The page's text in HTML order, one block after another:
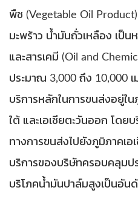
พืช (Vegetable Oil
มะพร้าว น้ำมันถั่วเหลือง เป็น
และสารเคมี (Oil and
ประมาณ 3,000 ถึง 10,000
บริการหลักในการขนส่งอยู่ใน
ใต้ และเอเชียตะวันออก โดย
ทางการขนส่งไปยังภูมิภาคเอ
บริการของบริษัทครอบคลุมป
บริโภคน้ำมันปาล์มสูงเป็นอัน